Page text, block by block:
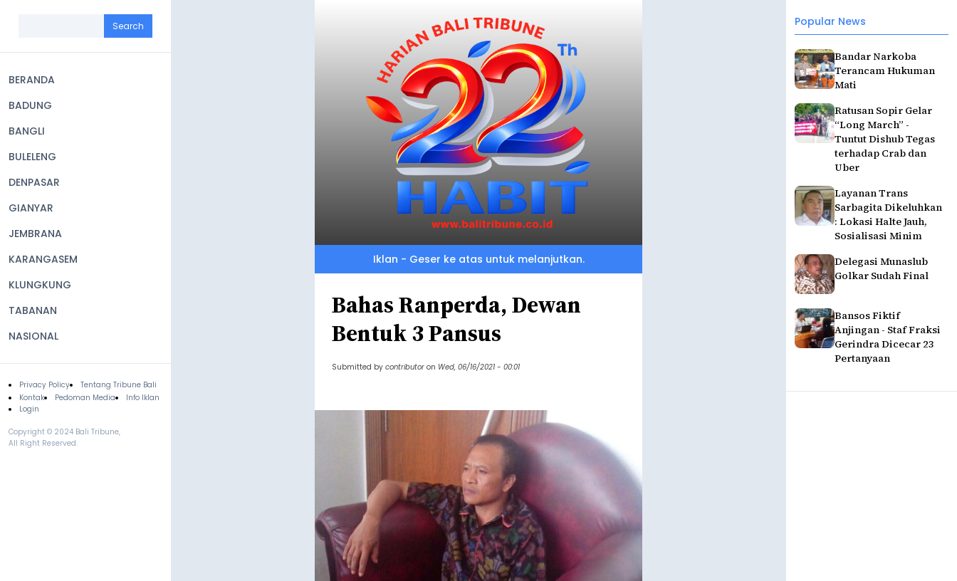
navigation
BERANDA
BADUNG
BANGLI
BULELENG
DENPASAR
GIANYAR
JEMBRANA
KARANGASEM
KLUNGKUNG
TABANAN
NASIONAL
Footer
Privacy Policy
Tentang Tribune Bali
Kontak
Pedoman Media
Info Iklan
Login
Copyright © 2024 Bali Tribune,
All Right Reserved.
Popular News
Bandar Narkoba
Terancam Hukuman
Mati
Ratusan Sopir Gelar
“Long March” -
Tuntut Dishub Tegas
terhadap Crab dan
Uber
Layanan Trans
Sarbagita Dikeluhkan
: Lokasi Halte Jauh,
Sosialisasi Minim
Delegasi Munaslub
Golkar Sudah Final
Bansos Fiktif
Anjingan - Staf Fraksi
Gerindra Dicecar 23
Pertanyaan
Iklan - Geser ke atas untuk melanjutkan.
Bahas Ranperda, Dewan
Bentuk 3 Pansus
Submitted by contributor on Wed, 06/16/2021 - 00:01